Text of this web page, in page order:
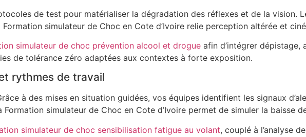
de test pour matérialiser la dégradation des réflexes et de la vision.
simulateur de Choc en Cote d’Ivoire relie perception altérée et
simulateur de choc prévention alcool et drogue afin d’intégrer
de tolérance zéro adaptées aux contextes à forte exposition.
rythmes de travail
à des mises en situation guidées, vos équipes identifient les signaux
Formation simulateur de Choc en Cote d’Ivoire permet de simuler la baisse
simulateur de choc sensibilisation fatigue au volant, couplé à l’analyse